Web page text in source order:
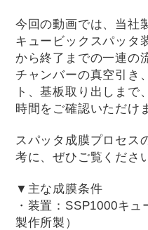
今回の動画では、当社
キュービックスパッタ
から終了までの一連の
チャンバーの真空引き
ト、基板取り出しまで
時間をご確認いただけ
スパッタ成膜プロセス
考に、ぜひご覧くださ
▼主な成膜条件
・装置：SSP1000キ
製作所製）